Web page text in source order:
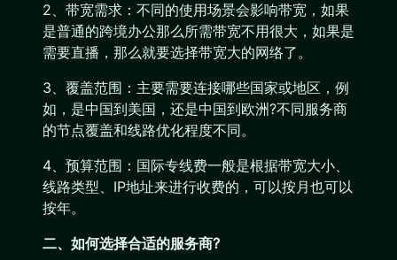
2、带宽需求：不同的使用场景会影响带宽，如果
是普通的跨境办公那么所需带宽不用很大，如果是
需要直播，那么就要选择带宽大的网络了。
3、覆盖范围：主要需要连接哪些国家或地区，例
如，是中国到美国，还是中国到欧洲?不同服务商
的节点覆盖和线路优化程度不同。
4、预算范围：国际专线费一般是根据带宽大小、
线路类型、IP地址来进行收费的，可以按月也可以
按年。
二、如何选择合适的服务商?